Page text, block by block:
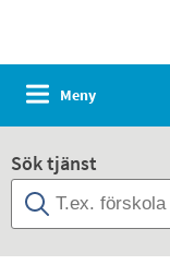
Meny
Sök tjänst